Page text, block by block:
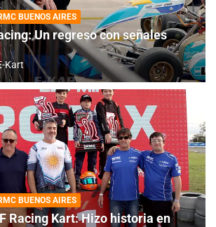
BUENOS AIRES
Un regreso con señales
Kart
BUENOS AIRES
Racing Kart: Hizo historia en